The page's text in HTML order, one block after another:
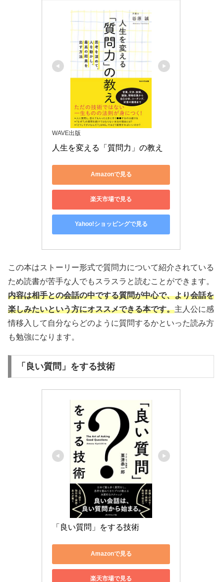
WAVE出版
人生を変える「質問力」の教え
Amazonで見る
楽天市場で見る
Yahoo!ショッピングで見る
この本はストーリー形式で質問力について紹介されている
ため読書が苦手な人でもスラスラと読むことができます。
内容は相手との会話の中でする質問が中心で、より会話を
楽しみたいという方にオススメできる本です。主人公に感
情移入して自分ならどのように質問するかといった読み方
も勉強になります。
「良い質問」をする技術
「良い質問」をする技術
Amazonで見る
楽天市場で見る